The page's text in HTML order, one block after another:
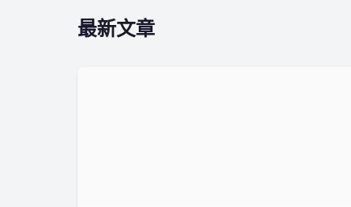
最新文章